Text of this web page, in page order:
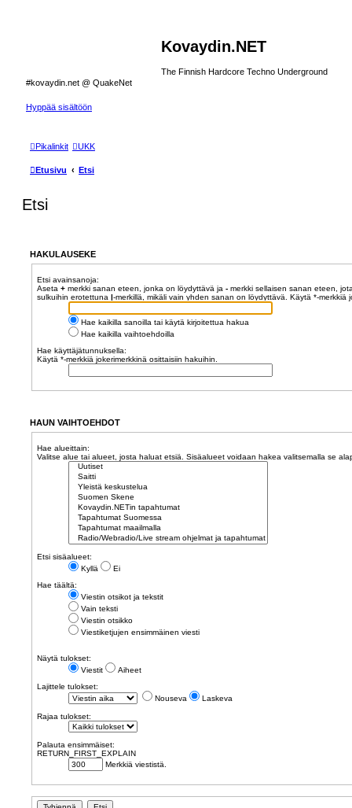
Kovaydin.NET
The Finnish Hardcore Techno Underground
#kovaydin.net @ QuakeNet
Hyppää sisältöön
Pikalinkit UKK
Etusivu Etsi
Etsi
HAKULAUSEKE
Etsi avainsanoja:
Aseta+ merkki sanan eteen, jonka on löydyttävä ja- merkki sellaisen sanan eteen,
sulkuihin erotettuna|-merkillä, mikäli vain yhden sanan on löydyttävä. Käytä *-merkkiä
Hae kaikilla sanoilla tai käytä kirjoitettua hakua
Hae kaikilla vaihtoehdoilla
Hae käyttäjätunnuksella:
Käytä *-merkkiä jokerimerkkinä osittaisiin hakuihin.
HAUN VAIHTOEHDOT
Hae alueittain:
Valitse alue tai alueet, josta haluat etsiä. Sisäalueet voidaan hakea valitsemalla se
Etsi sisäalueet:
Kyllä
Ei
Hae täältä:
Viestin otsikot ja tekstit
Vain teksti
Viestin otsikko
Viestiketjujen ensimmäinen viesti
Näytä tulokset:
Viestit
Aiheet
Lajittele tulokset:
Nouseva
Laskeva
Rajaa tulokset:
Palauta ensimmäiset:
RETURN_FIRST_EXPLAIN
Merkkiä viestistä.